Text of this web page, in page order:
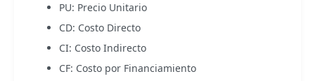
PU: Precio Unitario
CD: Costo Directo
CI: Costo Indirecto
CF: Costo por Financiamiento